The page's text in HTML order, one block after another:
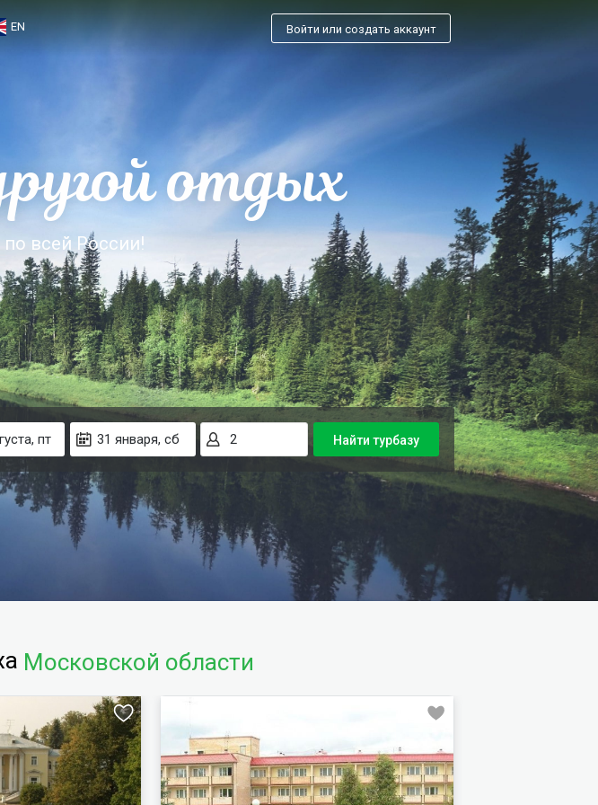
EN Войти или создать аккаунт
отдых
всей России!
Найти турбазу
Московской области